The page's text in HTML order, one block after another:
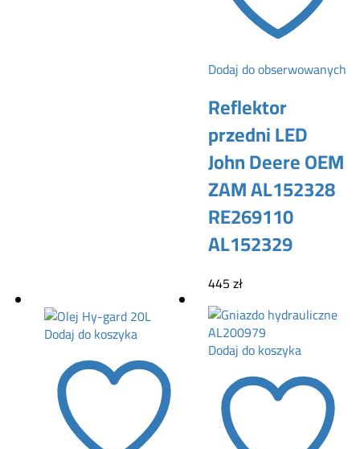
Dodaj do obserwowanych
Reflektor
przedni LED
John Deere OEM
ZAM AL152328
RE269110
AL152329
445zł
Dodaj do koszyka
Dodaj do koszyka